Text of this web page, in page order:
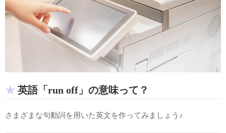
英語「run off」の意味って？
さまざまな句動詞を用いた英文を作ってみましょう♪